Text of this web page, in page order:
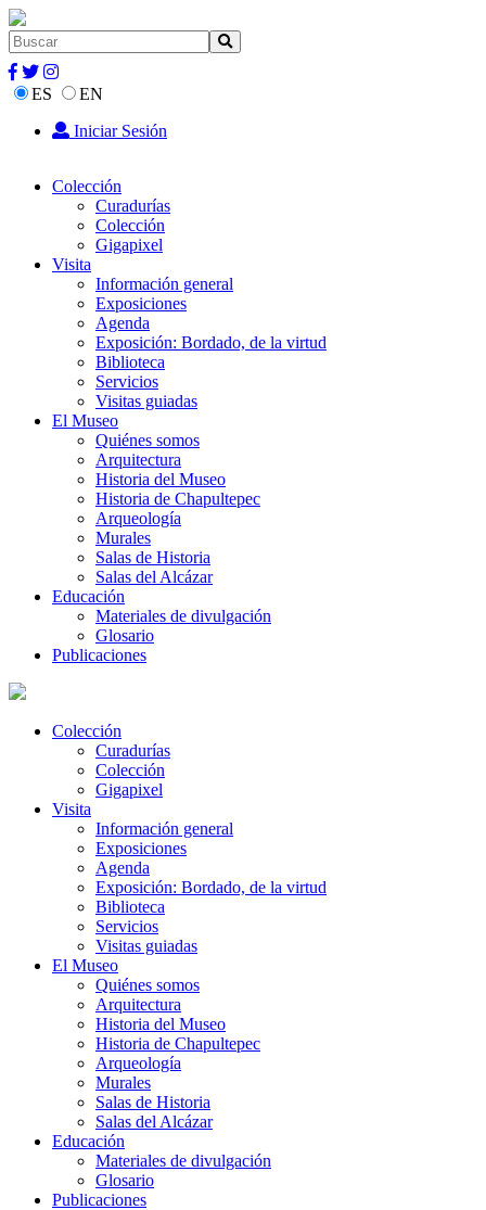
ES
EN
Iniciar Sesión
Colección
Curadurías
Colección
Gigapixel
Visita
Información general
Exposiciones
Agenda
Exposición: Bordado, de la virtud
Biblioteca
Servicios
Visitas guiadas
El Museo
Quiénes somos
Arquitectura
Historia del Museo
Historia de Chapultepec
Arqueología
Murales
Salas de Historia
Salas del Alcázar
Educación
Materiales de divulgación
Glosario
Publicaciones
Colección
Curadurías
Colección
Gigapixel
Visita
Información general
Exposiciones
Agenda
Exposición: Bordado, de la virtud
Biblioteca
Servicios
Visitas guiadas
El Museo
Quiénes somos
Arquitectura
Historia del Museo
Historia de Chapultepec
Arqueología
Murales
Salas de Historia
Salas del Alcázar
Educación
Materiales de divulgación
Glosario
Publicaciones